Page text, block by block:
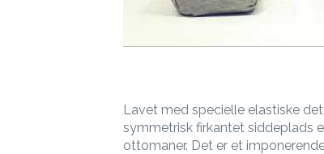
Lavet med specielle elastiske
symmetrisk firkantet siddeplads
ottomaner. Det er et